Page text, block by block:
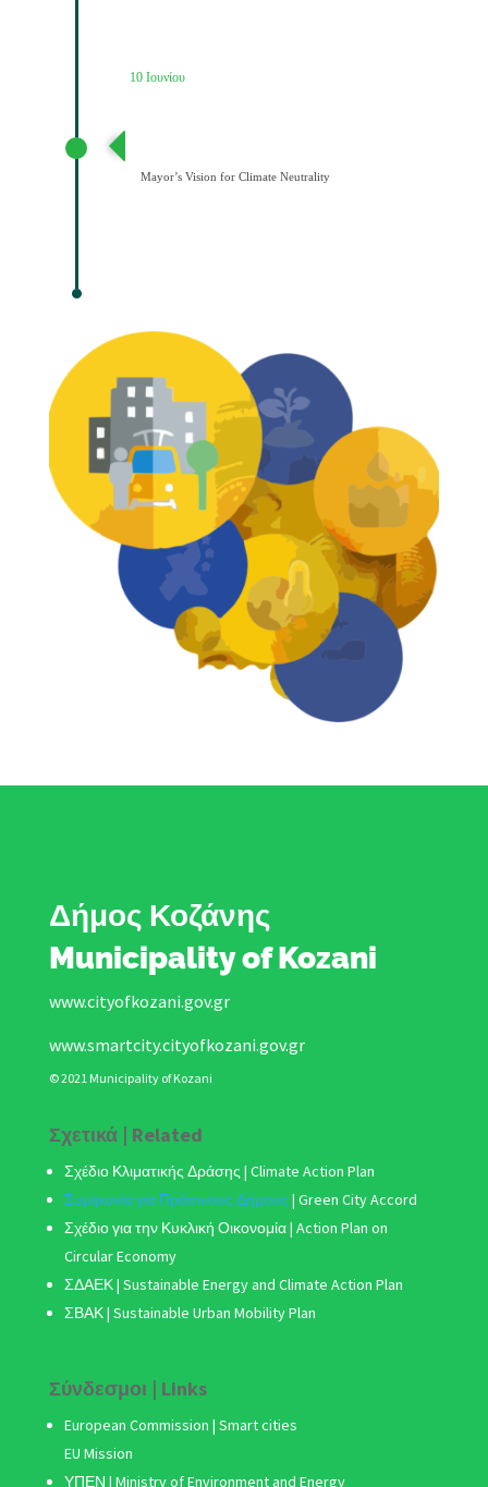
10 Ιουνίου
Mayor’s Vision for Climate Neutrality
Δήμος Κοζάνης
Municipality of Kozani
www.cityofkozani.gov.gr
www.smartcity.cityofkozani.gov.gr
© 2021 Municipality of Kozani
Σχετικά | Related
Σχέδιο Κλιματικής Δράσης | Climate Action Plan
Συμφωνία για Πράσινους Δήμους | Green City Accord
Σχέδιο για την Κυκλική Οικονομία | Action Plan on
Circular Economy
ΣΔΑΕΚ | Sustainable Energy and Climate Action Plan
ΣΒΑΚ| Sustainable Urban Mobility Plan
Σύνδεσμοι | Links
European Commission | Smart cities
EU Mission
ΥΠΕΝ | Ministry of Environment and Energy